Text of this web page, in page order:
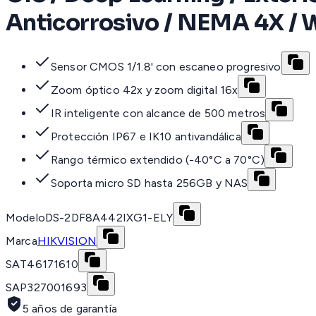
Anticorrosivo / NEMA 4X /
Sensor CMOS 1/1.8' con escaneo progresivo
Zoom óptico 42x y zoom digital 16x
IR inteligente con alcance de 500 metros
Protección IP67 e IK10 antivandálica
Rango térmico extendido (-40°C a 70°C)
Soporta micro SD hasta 256GB y NAS
ModeloDS-2DF8A442IXG1-ELY
MarcaHIKVISION
SAT46171610
SAP327001693
5 años de garantía